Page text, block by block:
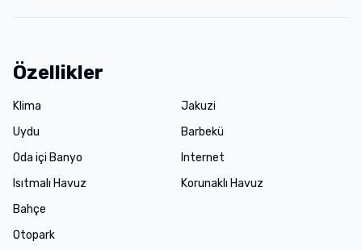
Özellikler
Klima
Uydu
Oda içi Banyo
Isıtmalı Havuz
Jakuzi
Barbekü
Internet
Korunaklı Havuz
Bahçe
Otopark